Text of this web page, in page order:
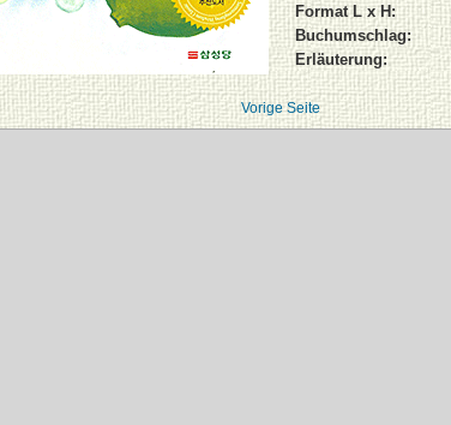
Format L x H:
Buchumschlag:
Erläuterung:
Vorige Seite